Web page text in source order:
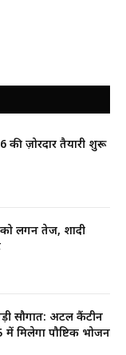
की ज़ोरदार तैयारी शुरू
लगन तेज, शादी
सौगात: अटल कैंटीन
में मिलेगा पौष्टिक भोजन